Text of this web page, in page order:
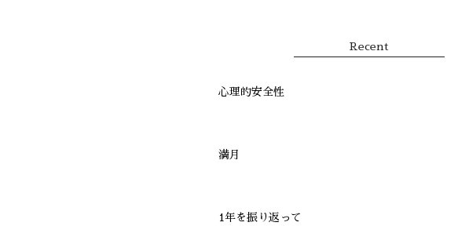
Recent
心理的安全性
満月
1年を振り返って